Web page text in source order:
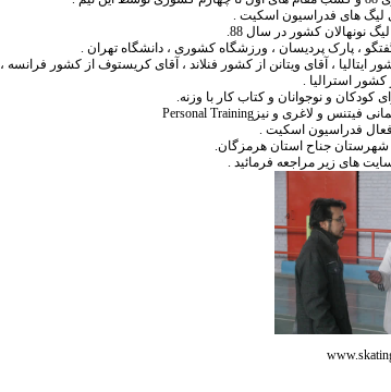
لیگ های فدراسیون اسکیت .
نونهالان کشور در سال 88.
، پارک پردیسان ، ورزشگاه کشوری ، دانشگاه تهران .
، آقای ویتانن از کشور فنلاند ، آقای کریستوف از کشور فرانسه ،
کشور استرالیا .
و نوجوانان و کتاب کار با وزنه.
فیتنس و لاغری و نیز Personal Training
فدراسیون اسکیت .
شهرستان جناح استان هرمزگان.
های زیر مراجعه فرمائید .